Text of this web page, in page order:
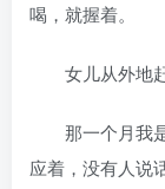
喝，就握着。
女儿从外地赶
那一个月我是
应着，没有人说